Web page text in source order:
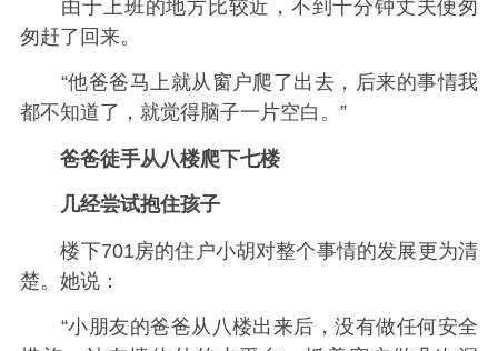
由于上班的地方比较近，不到十分钟丈夫便匆
匆赶了回来。
“他爸爸马上就从窗户爬了出去，后来的事情我
都不知道了，就觉得脑子一片空白。”
爸爸徒手从八楼爬下七楼
几经尝试抱住孩子
楼下701房的住户小胡对整个事情的发展更为清
楚。她说：
“小朋友的爸爸从八楼出来后，没有做任何安全